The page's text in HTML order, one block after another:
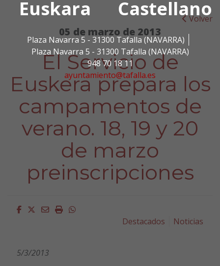
Euskara Castellano
Plaza Navarra 5 - 31300 Tafalla (NAVARRA)
Plaza Navarra 5 - 31300 Tafalla (NAVARRA)
948 70 18 11
ayuntamiento@tafalla.es
Volver
05 de marzo de 2013
El Servicio de
Euskera prepara los
campamentos de
verano. 18, 19 y 20
de marzo
preinscripciones
Facebook
Twitter
EmailImprimirWhatsapp
Destacados
Noticias
5/3/2013